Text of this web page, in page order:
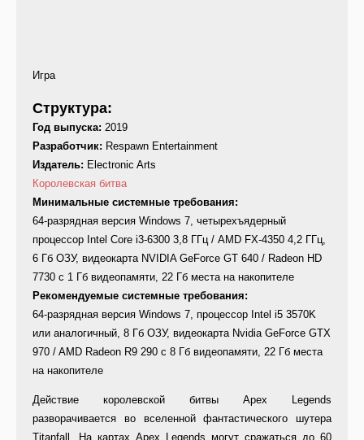
Игра
Структура:
Год выпуска: 2019
Разработчик: Respawn Entertainment
Издатель: Electronic Arts
Королевская битва
Минимальные системные требования:
64-разрядная версия Windows 7, четырехъядерный
процессор Intel Core i3-6300 3,8 ГГц / AMD FX-4350 4,2 ГГц,
6 Гб ОЗУ, видеокарта NVIDIA GeForce GT 640 / Radeon HD
7730 с 1 Гб видеопамяти, 22 Гб места на накопителе
Рекомендуемые системные требования:
64-разрядная версия Windows 7, процессор Intel i5 3570K
или аналогичный, 8 Гб ОЗУ, видеокарта Nvidia GeForce GTX
970 / AMD Radeon R9 290 с 8 Гб видеопамяти, 22 Гб места
на накопителе
Действие королевской битвы Apex Legends
разворачивается во вселенной фантастического шутера
Titanfall. На картах Apex Legends могут сражаться до 60